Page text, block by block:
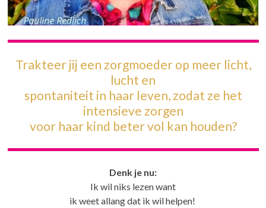
Trakteer jij een zorgmoeder op meer licht,
lucht en
spontaniteit in haar leven, zodat ze het
intensieve zorgen
voor haar kind beter vol kan houden?
Denk je nu:
Ik wil niks lezen want
ik weet allang dat ik wil helpen!